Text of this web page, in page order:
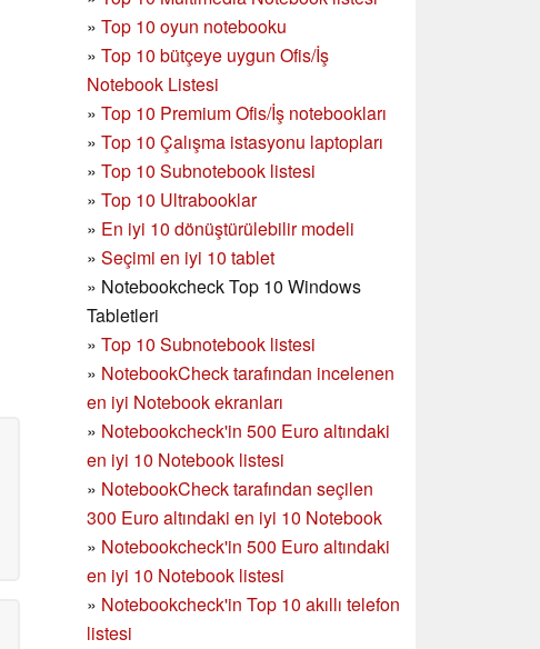
» Top 10 oyun notebooku
» Top 10 bütçeye uygun Ofis/İş
Notebook Listesi
» Top 10 Premium Ofis/İş notebookları
» Top 10 Çalışma istasyonu laptopları
» Top 10 Subnotebook listesi
» Top 10 Ultrabooklar
» En iyi 10 dönüştürülebilir modeli
» Seçimi en iyi 10 tablet
» Notebookcheck Top 10 Windows
Tabletleri
» Top 10 Subnotebook listesi
» NotebookCheck tarafından incelenen
en iyi Notebook ekranları
» Notebookcheck'in 500 Euro altındaki
en iyi 10 Notebook listesi
» NotebookCheck tarafından seçilen
300 Euro altındaki en iyi 10 Notebook
» Notebookcheck'in 500 Euro altındaki
en iyi 10 Notebook listesi
» Notebookcheck'in Top 10 akıllı telefon
listesi